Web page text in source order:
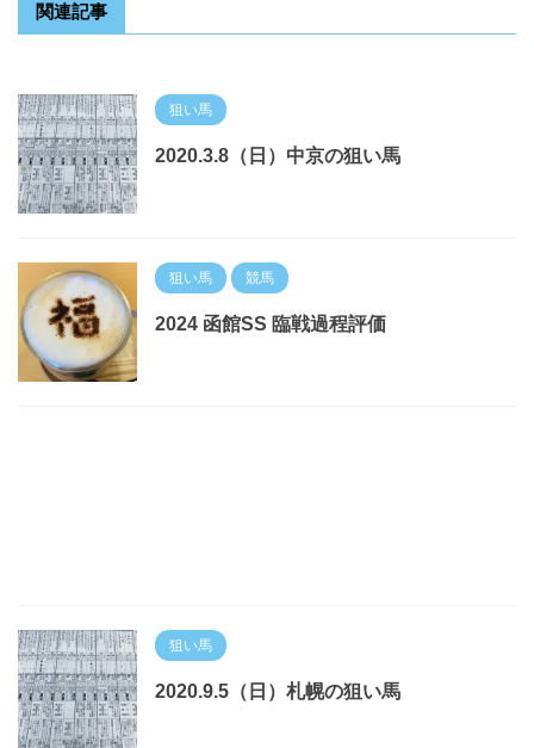
関連記事
狙い馬
2020.3.8（日）中京の狙い馬
狙い馬 競馬
2024 函館SS 臨戦過程評価
狙い馬
2020.9.5（日）札幌の狙い馬